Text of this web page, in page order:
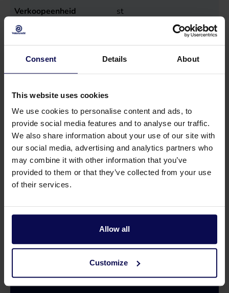
Consent Details About
This website uses cookies
We use cookies to personalise content and ads, to
provide social media features and to analyse our traffic.
We also share information about your use of our site with
our social media, advertising and analytics partners who
may combine it with other information that you’ve
provided to them or that they’ve collected from your use
of their services.
Allow all
Customize
Verkoopeenheid
st
Heb je een vraag of hulp nodig?
Onze specialisten helpen je graag verder bij je
zoektocht naar een oplossing die aansluit op
Bel 0315 258 181